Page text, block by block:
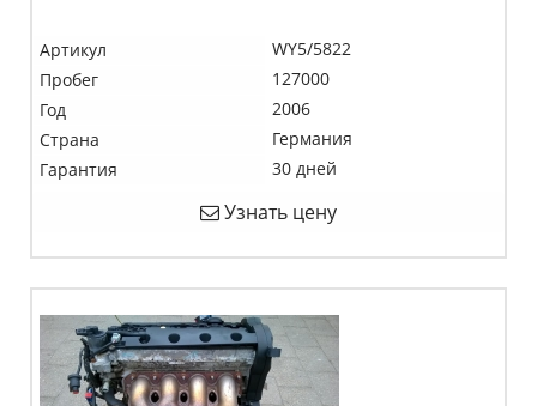
Артикул
WY5/5822
Пробег
127000
Год
2006
Страна
Германия
Гарантия
30 дней
Узнать цену